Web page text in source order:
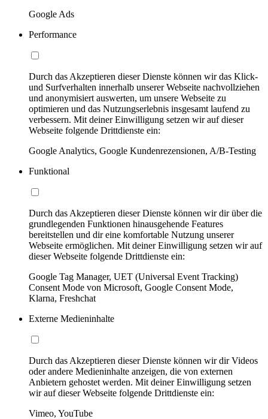
Google Ads
Performance
Durch das Akzeptieren dieser Dienste können wir das Klick-
und Surfverhalten innerhalb unserer Webseite nachvollziehen
und anonymisiert auswerten, um unsere Webseite zu
optimieren und das Nutzungserlebnis insgesamt laufend zu
verbessern. Mit deiner Einwilligung setzen wir auf dieser
Webseite folgende Drittdienste ein:
Google Analytics, Google Kundenrezensionen, A/B-Testing
Funktional
Durch das Akzeptieren dieser Dienste können wir dir über die
grundlegenden Funktionen hinausgehende Features
bereitstellen und dir eine komfortable Nutzung unserer
Webseite ermöglichen. Mit deiner Einwilligung setzen wir auf
dieser Webseite folgende Drittdienste ein:
Google Tag Manager, UET (Universal Event Tracking)
Consent Mode von Microsoft, Google Consent Mode,
Klarna, Freshchat
Externe Medieninhalte
Durch das Akzeptieren dieser Dienste können wir dir Videos
oder andere Medieninhalte anzeigen, die von externen
Anbietern gehostet werden. Mit deiner Einwilligung setzen
wir auf dieser Webseite folgende Drittdienste ein:
Vimeo, YouTube